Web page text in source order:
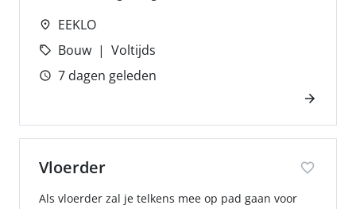
EEKLO
Bouw
Voltijds
7 dagen geleden
Vloerder
Als vloerder zal je telkens mee op pad gaan voor